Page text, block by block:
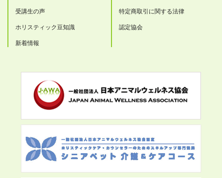
受講生の声
ホリスティック豆知識
新着情報
特定商取引に関する法律
認定協会